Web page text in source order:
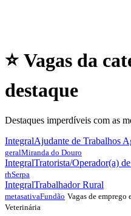
⭐ Vagas da
destaque
Destaques imperdíveis com as
IntegralAjudante de Trabalhos
geralMiranda do Douro
IntegralTratorista/Operador(a)
rhSerpa
IntegralTrabalhador Rural
metasativaFundão Vagas de emprego
Veterinária